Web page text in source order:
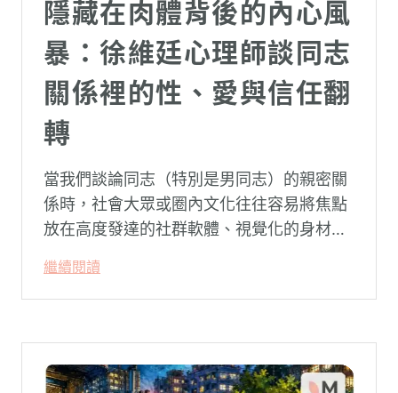
隱藏在肉體背後的內心風
暴：徐維廷心理師談同志
關係裡的性、愛與信任翻
轉
當我們談論同志（特別是男同志）的親密關
係時，社會大眾或圈內文化往往容易將焦點
放在高度發達的社群軟體、視覺化的身材資
砲文化的普及度上。
繼續閱讀